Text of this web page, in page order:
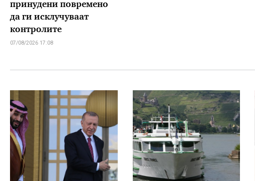
принудени повремено
да ги исклучуваат
контролите
07/08/2026 17:08